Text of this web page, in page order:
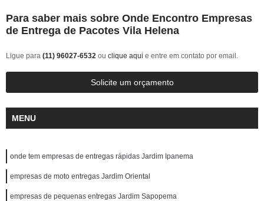
Para saber mais sobre Onde Encontro Empresas
de Entrega de Pacotes Vila Helena
Ligue para (11) 96027-6532 ou clique aqui e entre em contato por email.
Solicite um orçamento
MENU
onde tem empresas de entregas rápidas Jardim Ipanema
empresas de moto entregas Jardim Oriental
empresas de pequenas entregas Jardim Sapopema